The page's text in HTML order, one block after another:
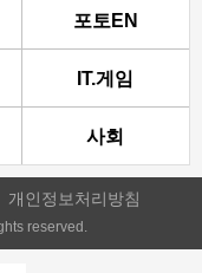
포토EN
IT.게임
사회
개인정보처리방침
reserved.